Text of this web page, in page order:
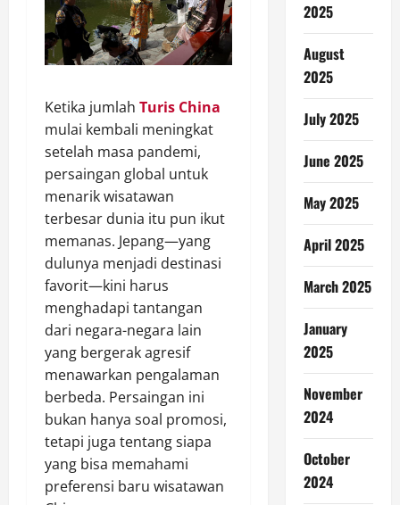
Ketika jumlah Turis China
mulai kembali meningkat
setelah masa pandemi,
persaingan global untuk
menarik wisatawan
terbesar dunia itu pun ikut
memanas. Jepang—yang
dulunya menjadi destinasi
favorit—kini harus
menghadapi tantangan
dari negara-negara lain
yang bergerak agresif
menawarkan pengalaman
berbeda. Persaingan ini
bukan hanya soal promosi,
tetapi juga tentang siapa
yang bisa memahami
preferensi baru wisatawan
2025
August
2025
July 2025
June 2025
May 2025
April 2025
March 2025
January
2025
November
2024
October
2024